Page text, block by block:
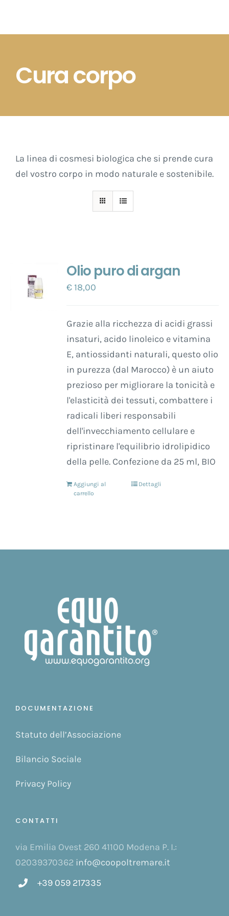
contenuto
Cura corpo
La linea di cosmesi biologica che si prende cura
del vostro corpo in modo naturale e sostenibile.
Olio puro di argan
€ 18,00
Grazie alla ricchezza di acidi grassi
insaturi, acido linoleico e vitamina
E, antiossidanti naturali, questo olio
in purezza (dal Marocco) è un aiuto
prezioso per migliorare la tonicità e
l'elasticità dei tessuti, combattere i
radicali liberi responsabili
dell'invecchiamento cellulare e
ripristinare l'equilibrio idrolipidico
della pelle. Confezione da 25 ml, BIO
Aggiungi al
carrello
Dettagli
DOCUMENTAZIONE
Statuto dell’Associazione
Bilancio Sociale
Privacy Policy
CONTATTI
via Emilia Ovest 260 41100 Modena P. I.:
02039370362 info@coopoltremare.it
+39 059 217335